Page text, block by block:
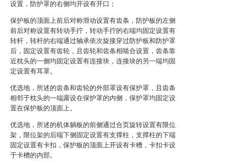
设置，防护罩的右侧均开设有开口；
保护板的顶面上前后对称滑动设置有齿条，防护板的左侧
前后对称设置有转动手拧，转动手拧的右端均固定设置有
转杆，转杆的右端通过轴承依次旋接穿过防护板和防护罩
后，固定设置有齿轮，且齿轮和齿条相啮合设置，齿条靠
近枕头的一侧均固定设置有连接块，连接块的另一端均固
定设置有耳罩。
优选地，所述的齿条和齿轮的外部罩设有保护罩，且齿条
相邻于枕头的一端露设在保护罩的内侧，保护罩均固定设
置在保护板的顶面上。
优选地，所述的机体躺板的前侧通过合页旋转设置有限位
架，限位架的后端下侧固定设置有支撑柱，支撑柱的下端
固定设置有卡扣，保护板的顶面上开设有卡槽，卡扣卡设
于卡槽的内部。